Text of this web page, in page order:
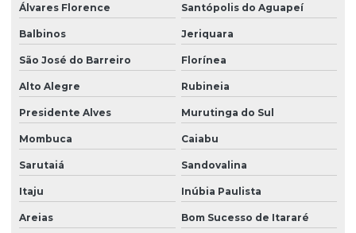
Álvares Florence Santópolis do Aguapeí
Balbinos Jeriquara
São José do Barreiro Florínea
Alto Alegre Rubineia
Presidente Alves Murutinga do Sul
Mombuca Caiabu
Sarutaiá Sandovalina
Itaju Inúbia Paulista
Areias Bom Sucesso de Itararé